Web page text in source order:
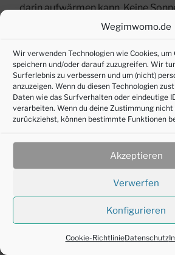
Wegimwomo.de
Wir verwenden Technologien wie Cookies,
speichern und/oder darauf zuzugreifen. Wir
Surferlebnis zu verbessern und um (nicht)
anzuzeigen. Wenn du diesen Technologien
Daten wie das Surfverhalten oder eindeutige
verarbeiten. Wenn du deine Zustimmung
zurückziehst, können bestimmte Funktionen
Akzeptieren
Verwerfen
Konfigurieren
Cookie-RichtlinieDatenschutz
darin aufwärmen kann. Keine
mit warmen Wasser. Regulieren
diese Duschvariante noch mit